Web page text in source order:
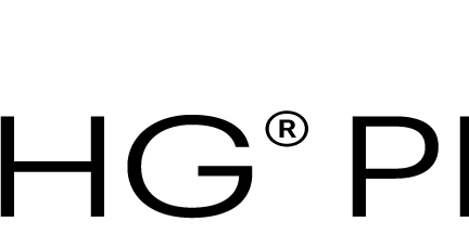
закупок ihg
и